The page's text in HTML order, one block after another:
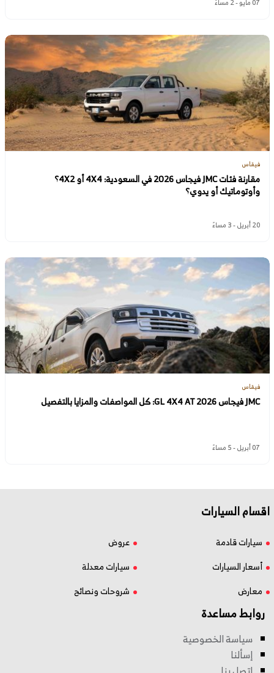
فيقاس
مقارنة فئات JMC فيجاس 2026 في السعودية: 4X4 أو 4X2؟
وأوتوماتيك أو يدوي؟
20 أبريل - 3 مساءً
فيقاس
JMC فيجاس GL 4X4 AT 2026: كل المواصفات والمزايا بالتفصيل
07 أبريل - 5 مساءً
اقسام السيارات
سيارات قادمة
عروض
أسعار السيارات
سيارات معدلة
معارض
شروحات ونصائح
روابط مساعدة
سياسة الخصوصية
إسألنا